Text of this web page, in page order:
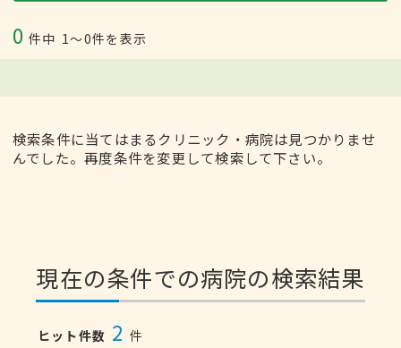
0 件中 1〜0件を表示
検索条件に当てはまるクリニック・病院は見つかりませ
んでした。再度条件を変更して検索して下さい。
現在の条件での病院の検索結果
ヒット件数 2 件